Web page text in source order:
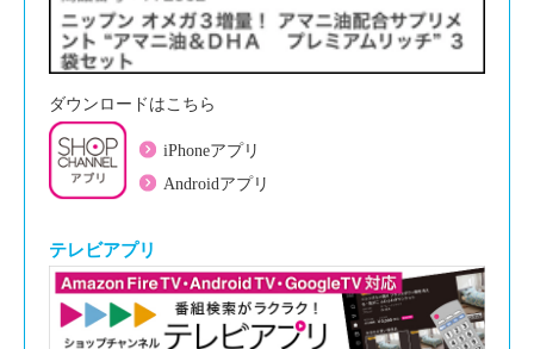
ダウンロードはこちら
iPhoneアプリ
Androidアプリ
テレビアプリ